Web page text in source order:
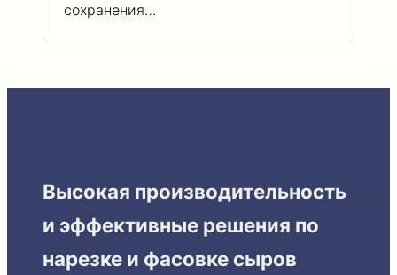
сохранения…
Высокая производительность
и эффективные решения по
нарезке и фасовке сыров